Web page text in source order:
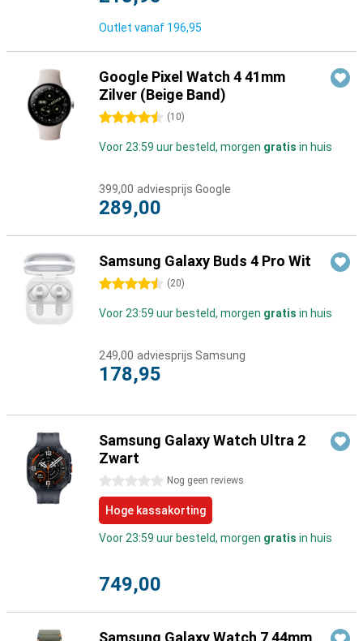
Outlet vanaf 196,95
Google Pixel Watch 4 41mm
Zilver (Beige Band)
4.5 sterren (10)
Voor 23:59 uur besteld, morgen gratis in huis
399,00 adviesprijs Google
289,00
Samsung Galaxy Buds 4 Pro Wit
4.5 sterren (20)
Voor 23:59 uur besteld, morgen gratis in huis
249,00 adviesprijs Samsung
178,95
Samsung Galaxy Watch Ultra 2
Zwart
0 sterren Nog geen reviews
Hoge kassakorting
Voor 23:59 uur besteld, morgen gratis in huis
749,00
Samsung Galaxy Watch 7 44mm